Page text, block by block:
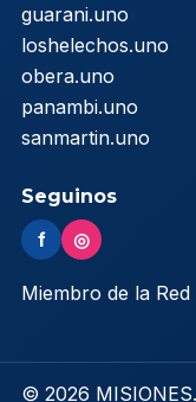
guarani.uno
loshelechos.uno
obera.uno
panambi.uno
sanmartin.uno
Seguinos
f ◎
Miembro de la
© 2026